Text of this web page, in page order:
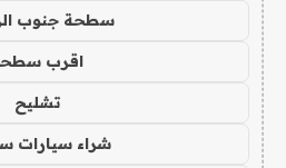
سطحة جنوب
اقرب
تشليح
شراء سيارات